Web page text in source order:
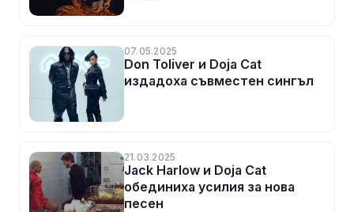
07.05.2025
Don Toliver и Doja Cat
издадоха съвместен сингъл
21.03.2025
Jack Harlow и Doja Cat
обединиха усилия за нова
песен